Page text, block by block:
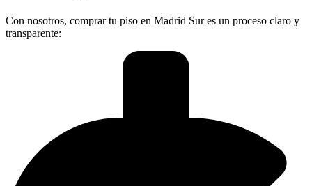
Con nosotros, comprar tu piso en Madrid Sur es un proceso claro y
transparente: